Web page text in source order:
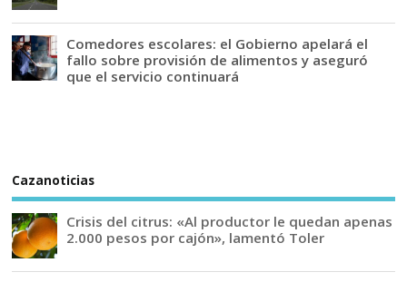
Comedores escolares: el Gobierno apelará el
fallo sobre provisión de alimentos y aseguró
que el servicio continuará
Cazanoticias
Crisis del citrus: «Al productor le quedan apenas
2.000 pesos por cajón», lamentó Toler